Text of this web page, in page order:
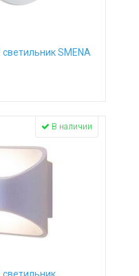
SMENA
В наличии